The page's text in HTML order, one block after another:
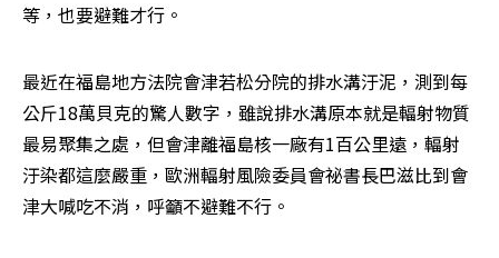
等，也要避難才行。
最近在福島地方法院會津若松分院的排水溝汙泥，測到每
公斤18萬貝克的驚人數字，雖說排水溝原本就是輻射物質
最易聚集之處，但會津離福島核一廠有1百公里遠，輻射
汙染都這麼嚴重，歐洲輻射風險委員會祕書長巴滋比到會
津大喊吃不消，呼籲不避難不行。